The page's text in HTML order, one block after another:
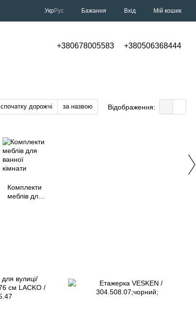
УкрРус Бажання Вхід Мій кошик
+380678005583 +380506368444
спочатку дорожчі за назвою Відображення:
Комплекти
меблів для